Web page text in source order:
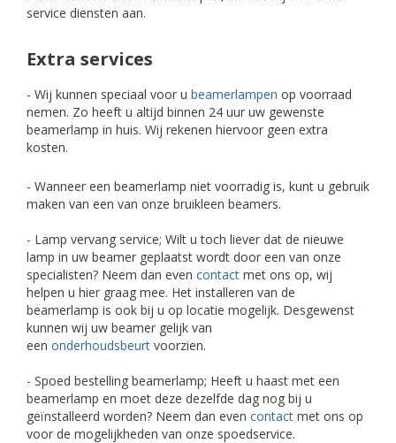
service diensten aan.
Extra services
- Wij kunnen speciaal voor u beamerlampen op voorraad
nemen. Zo heeft u altijd binnen 24 uur uw gewenste
beamerlamp in huis. Wij rekenen hiervoor geen extra
kosten.
- Wanneer een beamerlamp niet voorradig is, kunt u gebruik
maken van een van onze bruikleen beamers.
- Lamp vervang service; Wilt u toch liever dat de nieuwe
lamp in uw beamer geplaatst wordt door een van onze
specialisten? Neem dan even contact met ons op, wij
helpen u hier graag mee. Het installeren van de
beamerlamp is ook bij u op locatie mogelijk. Desgewenst
kunnen wij uw beamer gelijk van
een onderhoudsbeurt voorzien.
- Spoed bestelling beamerlamp; Heeft u haast met een
beamerlamp en moet deze dezelfde dag nog bij u
geïnstalleerd worden? Neem dan even contact met ons op
voor de mogelijkheden van onze spoedservice.